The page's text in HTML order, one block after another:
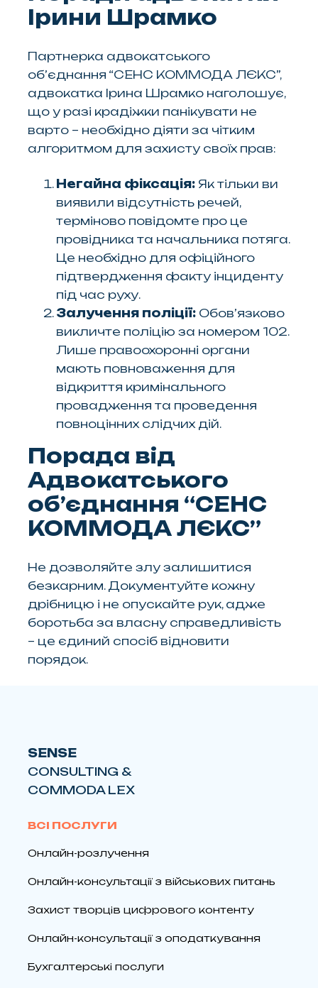
Ірини Шрамко
Партнерка адвокатського
обʼєднання “СЕНС КОММОДА ЛЄКС”,
адвокатка Ірина Шрамко наголошує,
що у разі крадіжки панікувати не
варто – необхідно діяти за чітким
алгоритмом для захисту своїх прав:
Негайна фіксація: Як тільки ви
виявили відсутність речей,
терміново повідомте про це
провідника та начальника потяга.
Це необхідно для офіційного
підтвердження факту інциденту
під час руху.
Залучення поліції: Обов’язково
викличте поліцію за номером 102.
Лише правоохоронні органи
мають повноваження для
відкриття кримінального
провадження та проведення
повноцінних слідчих дій.
Порада від
Адвокатського
обʼєднання “СЕНС
КОММОДА ЛЄКС”
Не дозволяйте злу залишитися
безкарним. Документуйте кожну
дрібницю і не опускайте рук, адже
боротьба за власну справедливість
– це єдиний спосіб відновити
порядок.
SENSE
CONSULTING &
COMMODA LEX
ВСІ ПОСЛУГИ
Онлайн-розлучення
Онлайн-консультації з військових питань
Захист творців цифрового контенту
Онлайн-консультації з оподаткування
Бухгалтерські послуги